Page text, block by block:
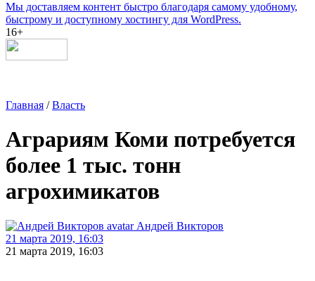
Мы доставляем контент быстро благодаря самому удобному,
быстрому и доступному хостингу для WordPress.
16+
Главная /Власть
Аграриям Коми потребуется
более 1 тыс. тонн
агрохимикатов
Андрей Викторов
21 марта 2019, 16:03
21 марта 2019, 16:03